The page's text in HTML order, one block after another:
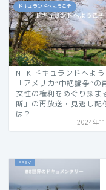
ドキュランドへようこそ
NHK ドキュランドへよう
「アメリカ“中絶論争”の
女性の権利をめぐり深ま
断」の再放送・見逃し配
は？
2024年11